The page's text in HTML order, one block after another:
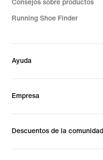
Consejos sobre productos
Running Shoe Finder
Ayuda
Empresa
Descuentos de la comunidad